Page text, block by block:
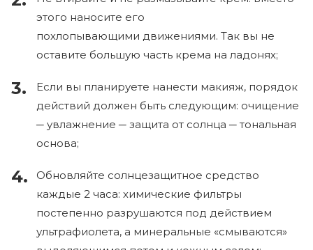
этого наносите его
похлопывающими движениями. Так вы не
оставите большую часть крема на ладонях;
Если вы планируете нанести макияж, порядок
действий должен быть следующим: очищение
─ увлажнение ─ защита от солнца ─ тональная
основа;
Обновляйте солнцезащитное средство
каждые 2 часа: химические фильтры
постепенно разрушаются под действием
ультрафиолета, а минеральные «смываются»